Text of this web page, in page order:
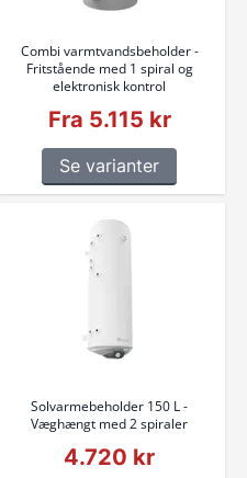
Combi varmtvandsbeholder -
Fritstående med 1 spiral og
elektronisk kontrol
Fra 5.115 kr
Se varianter
Solvarmebeholder 150 L -
Væghængt med 2 spiraler
4.720 kr